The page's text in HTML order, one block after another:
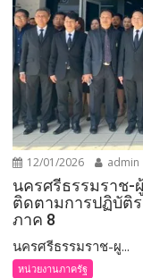
12/01/2026 admin
นครศรีธรรมราช-
ติดตามการปฏิบัติ
ภาค 8
นครศรีธรรมราช-ผู...
หน่วยงานภาครัฐ